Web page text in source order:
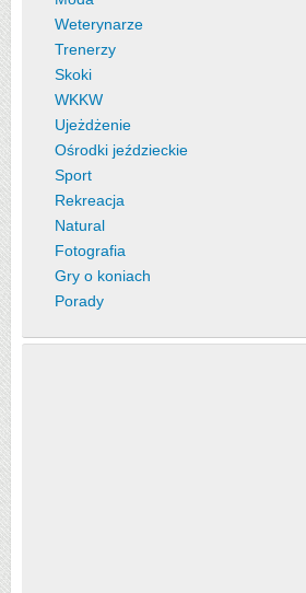
Weterynarze
Trenerzy
Skoki
WKKW
Ujeżdżenie
Ośrodki jeździeckie
Sport
Rekreacja
Natural
Fotografia
Gry o koniach
Porady